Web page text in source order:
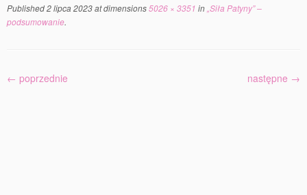
Published2 lipca 2023at dimensions5026 × 3351 in „Siła Patyny” –
podsumowanie.
← poprzednie następne →